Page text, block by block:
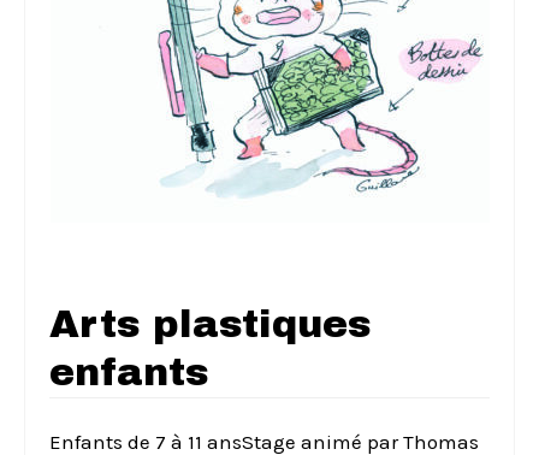
Arts plastiques
enfants
Enfants de 7 à 11 ansStage animé par Thomas